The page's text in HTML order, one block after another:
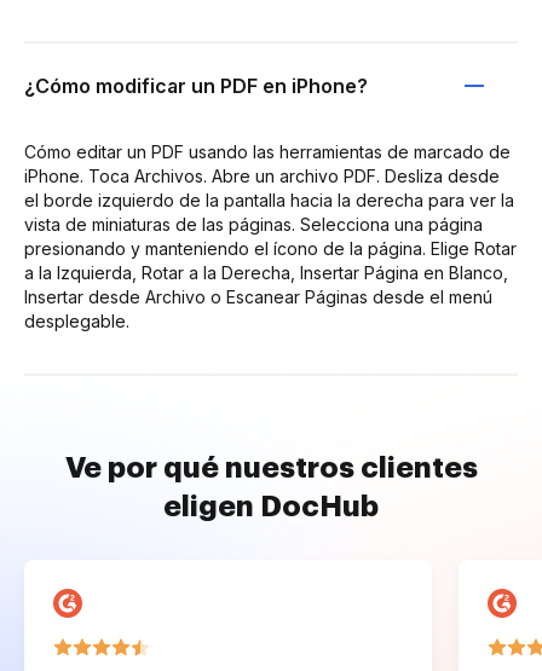
¿Cómo modificar un PDF en iPhone?
Cómo editar un PDF usando las herramientas de marcado de
iPhone. Toca Archivos. Abre un archivo PDF. Desliza desde
el borde izquierdo de la pantalla hacia la derecha para ver la
vista de miniaturas de las páginas. Selecciona una página
presionando y manteniendo el ícono de la página. Elige Rotar
a la Izquierda, Rotar a la Derecha, Insertar Página en Blanco,
Insertar desde Archivo o Escanear Páginas desde el menú
desplegable.
Ve por qué nuestros clientes
eligen DocHub